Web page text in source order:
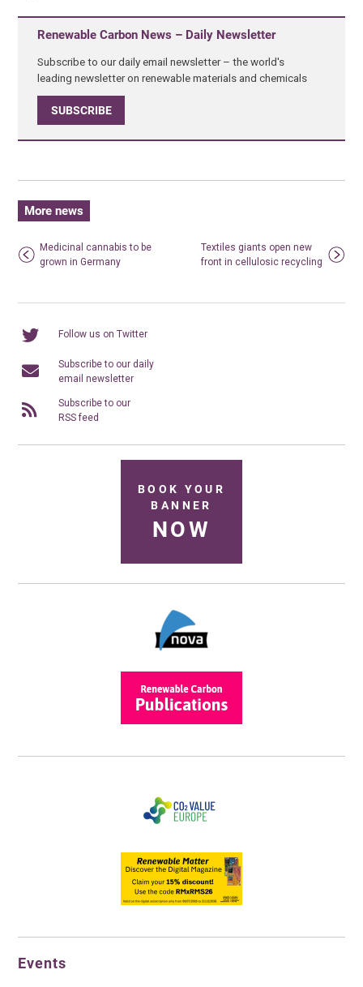
Renewable Carbon News – Daily Newsletter
Subscribe to our daily email newsletter – the world's
leading newsletter on renewable materials and chemicals
SUBSCRIBE
More news
Medicinal cannabis to be
grown in Germany
Textiles giants open new
front in cellulosic recycling
Follow us on Twitter
Subscribe to our daily
email newsletter
Subscribe to our
RSS feed
BOOK YOUR
BANNER
NOW
Events